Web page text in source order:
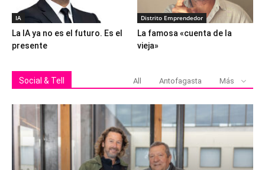
IA
La IA ya no es el futuro. Es el
presente
Distrito Emprendedor
La famosa «cuenta de la
vieja»
Social & Tell All Antofagasta Más